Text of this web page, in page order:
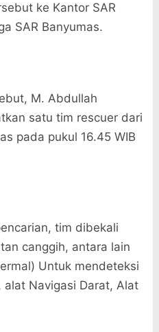
ke Kantor SAR
SAR Banyumas.
M. Abdullah
satu tim rescuer dari
pada pukul 16.45 WIB
tim dibekali
canggih, antara lain
Untuk mendeteksi
Navigasi Darat, Alat